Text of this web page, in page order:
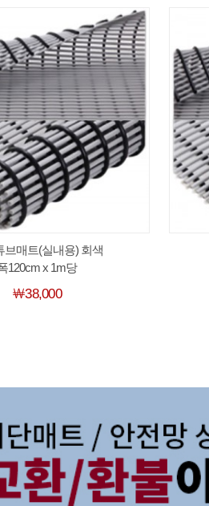
브매트(실내용) 회색
120cm x 1m당
￦38,000